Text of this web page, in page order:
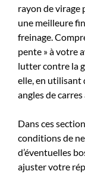
rayon de virage
une meilleure
freinage.
pente » à votre
lutter contre la
elle, en utilisant
angles de
Dans ces
conditions de
d’éventuelles
ajuster votre